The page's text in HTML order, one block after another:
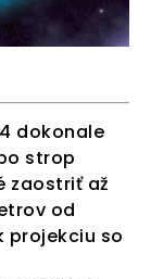
dokonale
strop
zaostriť až
od
so